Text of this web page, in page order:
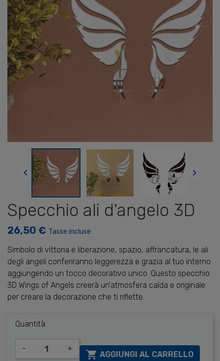
 
Specchio ali d'angelo 3D
26,50 € Tasse incluse
Simbolo di vittoria e liberazione, spazio, affrancatura, le ali
degli angeli conferiranno leggerezza e grazia al tuo interno
aggiungendo un tocco decorativo unico. Questo specchio
3D Wings of Angels creerà un'atmosfera calda e originale
per creare la decorazione che ti riflette.
Quantità
- +
 AGGIUNGI AL CARRELLO